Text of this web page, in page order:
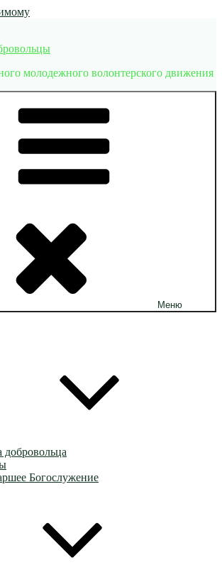
молодежного волонтерского движения
Меню
добровольца
Богослужение